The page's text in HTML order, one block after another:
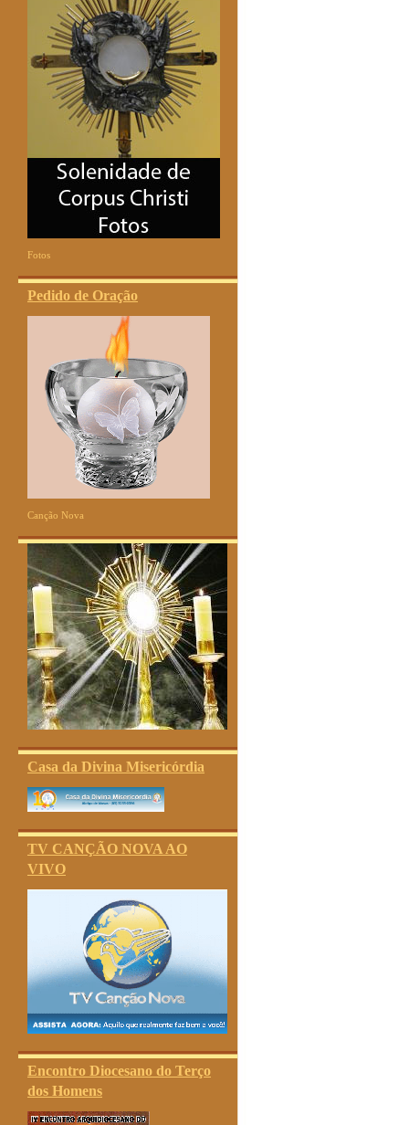
Fotos
Pedido de Oração
Canção Nova
Casa da Divina Misericórdia
TV CANÇÃO NOVA AO
VIVO
Encontro Diocesano do Terço
dos Homens